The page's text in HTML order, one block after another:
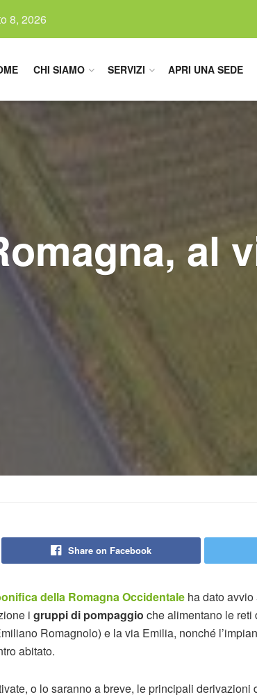
8, 2026
CHI SIAMO SERVIZI APRI UNA SEDE
al
Share on Facebook
della Romagna Occidentale ha dato
i gruppi di pompaggio che alimentano le reti
Romagnolo) e la via Emilia, nonché
abitato.
o lo saranno a breve, le principali